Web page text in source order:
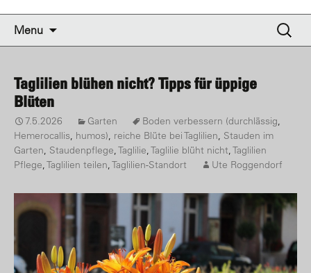
Menu
Suche
nach:
Taglilien blühen nicht? Tipps für üppige
Blüten
7.5.2026 Garten Boden verbessern (durchlässig,
Hemerocallis, humos), reiche Blüte bei Taglilien, Stauden im
Garten, Staudenpflege,Taglilie,Taglilie blüht nicht,Taglilien
Pflege,Taglilien teilen,Taglilien-Standort Ute Roggendorf